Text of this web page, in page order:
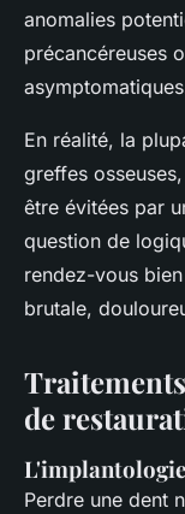
anomalies
précancéreuses
En réalité, la
greffes
être évitées par
question de
rendez-vous
brutale,
de
Perdre une dent